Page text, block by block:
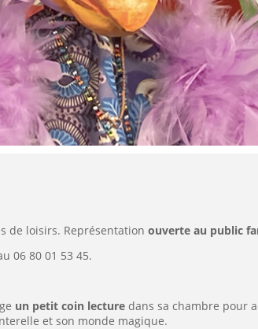
de loisirs. Représentation ouverte au public
06 80 01 53 45.
un petit coin lecture dans sa chambre pour
et son monde magique.